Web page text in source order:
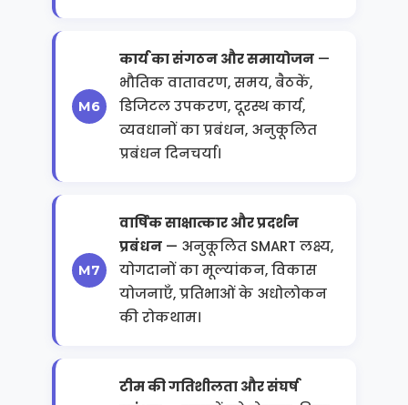
कार्य का संगठन और समायोजन—
भौतिक वातावरण, समय, बैठकें,
डिजिटल उपकरण, दूरस्थ कार्य,
व्यवधानों का प्रबंधन, अनुकूलित
प्रबंधन दिनचर्या।
वार्षिक साक्षात्कार और प्रदर्शन
प्रबंधन— अनुकूलित SMART लक्ष्य,
योगदानों का मूल्यांकन, विकास
योजनाएँ, प्रतिभाओं के अधोलोकन
की रोकथाम।
टीम की गतिशीलता और संघर्ष